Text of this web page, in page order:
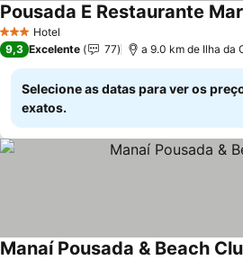
3 EstrelasHotel
Pousada E Restaurante
9,3 Excelente 77 a 9.0 km de Ilha da
Selecione as datas para ver os
exatos.
Manaí Pousada & Beach